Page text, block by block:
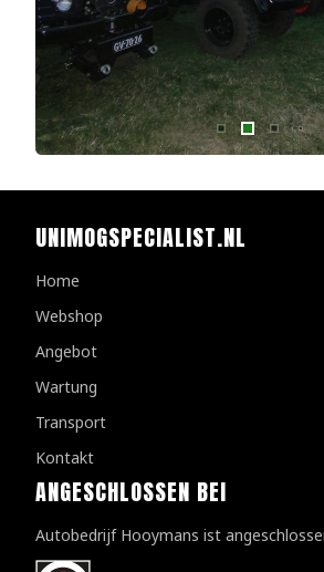
UNIMOGSPECIALIST.NL
Home
Webshop
Angebot
Wartung
Transport
Kontakt
ANGESCHLOSSEN BEI
Autobedrijf Hooymans ist